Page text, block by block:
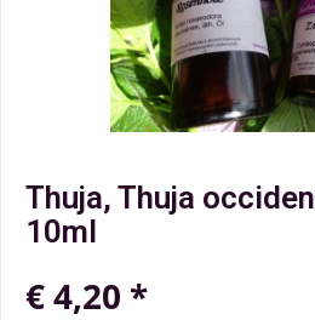
Thuja, Thuja
10ml
€ 4,20 *